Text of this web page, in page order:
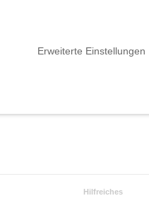
Erweiterte Einstellungen
KREUZBERG-DENKMAL
Hilfreiches